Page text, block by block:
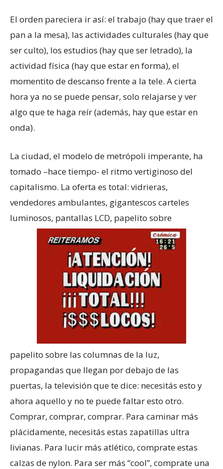
El orden pareciera ir así: el trabajo (hay que traer el
pan a la mesa), las actividades culturales (hay que
ser culto), los estudios (hay que ser letrado), la
actividad física (hay que estar en forma), el
momentito de descanso frente a la tele. A cierta
hora ya no se puede pensar, solo relajarse y ver
algo que te haga reír (además, hay que estar en
onda).
La ciudad, el modelo de metrópoli imperante, ha
tomado –hace tiempo- el ritmo vertiginoso del
capitalismo. La oferta es total: vidrieras,
vendedores ambulantes, gigantescos carteles
luminosos, pantallas LCD, papelito sobre
papelito sobre las columnas de la luz,
propagandas que llegan por debajo de las
puertas, la televisión que te dice: necesitás esto y
ahora aquello y no te puede faltar esto otro.
Comprar, comprar, comprar. Para caminar más
plácidamente, necesitás estas zapatillas ultra
livianas. Para lucir más atlético, comprate estas
calzas de nylon. Para ser más “cool”, comprate una